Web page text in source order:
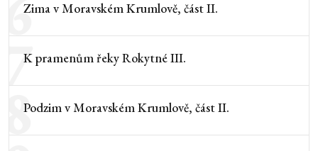
Zima v Moravském Krumlově, část II.
7K pramenům řeky Rokytné III.
8Podzim v Moravském Krumlově, část II.